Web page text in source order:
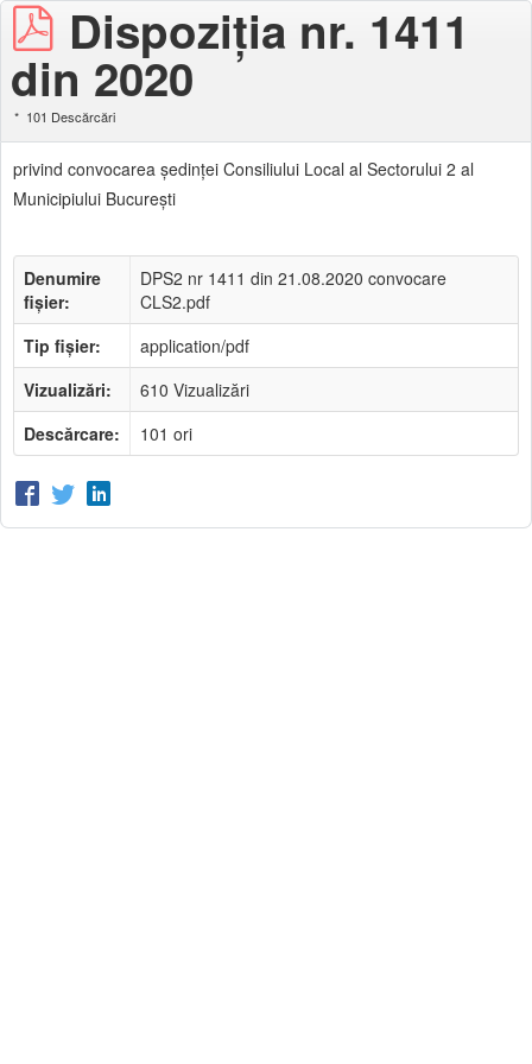
Dispoziția nr. 1411
din 2020
101 Descărcări
privind convocarea şedinţei Consiliului Local al Sectorului 2 al
Municipiului Bucureşti
Denumire
fișier:
DPS2 nr 1411 din 21.08.2020 convocare
CLS2.pdf
Tip fișier:
application/pdf
Vizualizări:
610 Vizualizări
Descărcare:
101 ori